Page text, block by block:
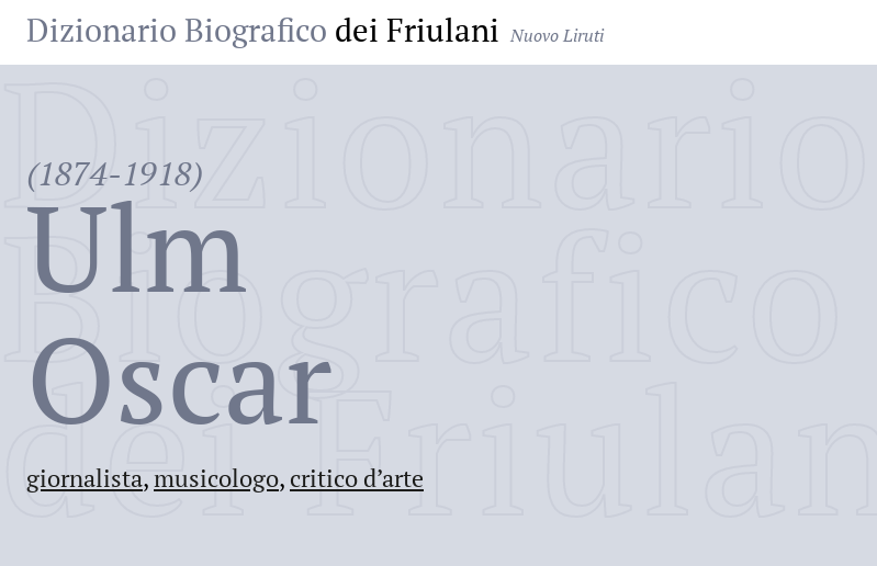
Dizionario Biografico dei Friulani Nuovo Liruti
(1874-1918)
Ulm
Oscar
giornalista,musicologo, critico d’arte
Dizionario
Biografico
dei Friulani